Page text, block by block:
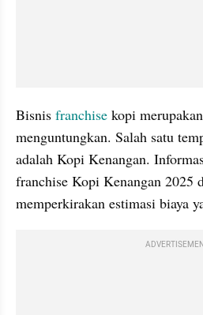
Bisnis franchise kopi
menguntungkan. Salah satu
adalah Kopi Kenangan.
franchise Kopi Kenangan 2025
memperkirakan estimasi biaya